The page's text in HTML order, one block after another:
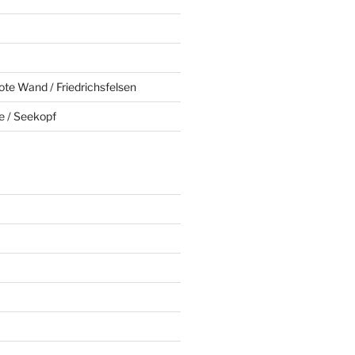
Wand / Friedrichsfelsen
/ Seekopf